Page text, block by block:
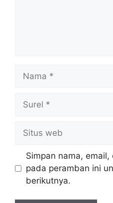
web
Simpan nama,
pada peramban ini
berikutnya.